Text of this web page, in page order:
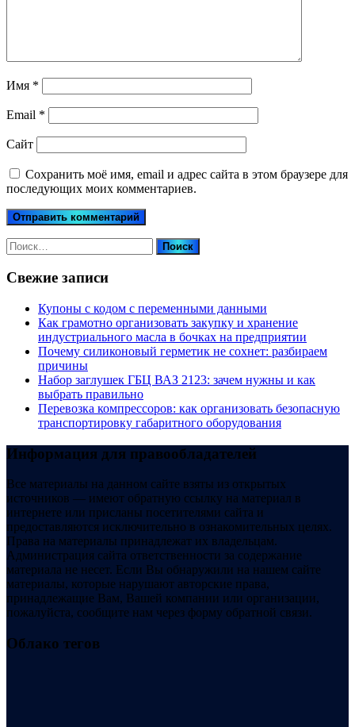
Имя *
Email *
Сайт
Сохранить моё имя, email и адрес сайта в этом браузере для
последующих моих комментариев.
Найти:
Свежие записи
Купоны c кодом с переменными данными
Как грамотно организовать закупку и хранение
индустриального масла в бочках на предприятии
Почему силиконовый герметик не сохнет: разбираем
причины
Набор заглушек ГБЦ ВАЗ 2123: зачем нужны и как
выбрать правильно
Перевозка компрессоров: как организовать безопасную
транспортировку габаритного оборудования
Информация для правообладателей
Все материалы на данном сайте взяты из открытых
источников — имеют обратную ссылку на материал в
интернете или присланы посетителями сайта и
предоставляются исключительно в ознакомительных целях.
Права на материалы принадлежат их владельцам.
Администрация сайта ответственности за содержание
материала не несет. Если Вы обнаружили на нашем сайте
материалы, которые нарушают авторские права,
принадлежащие Вам, Вашей компании или организации,
пожалуйста, сообщите нам через форму обратной связи.
Облако тегов